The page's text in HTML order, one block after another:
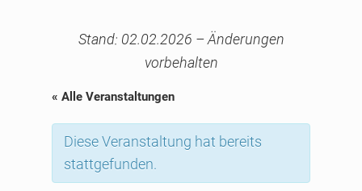
Stand: 02.02.2026 – Änderungen
vorbehalten
« Alle Veranstaltungen
Diese Veranstaltung hat bereits
stattgefunden.